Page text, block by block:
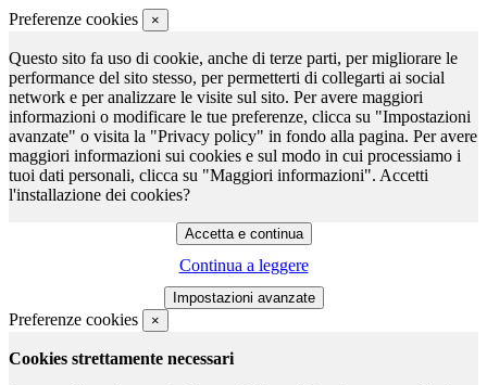
Preferenze cookies ×
Questo sito fa uso di cookie, anche di terze parti, per migliorare le
performance del sito stesso, per permetterti di collegarti ai social
network e per analizzare le visite sul sito. Per avere maggiori
informazioni o modificare le tue preferenze, clicca su "Impostazioni
avanzate" o visita la "Privacy policy" in fondo alla pagina. Per avere
maggiori informazioni sui cookies e sul modo in cui processiamo i
tuoi dati personali, clicca su "Maggiori informazioni". Accetti
l'installazione dei cookies?
Continua a leggere
Preferenze cookies ×
Cookies strettamente necessari